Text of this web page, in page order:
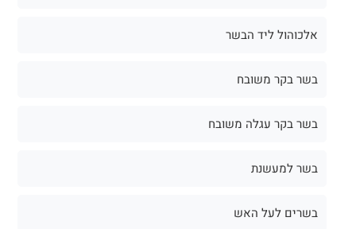
אלכוהול ליד הבשר
בשר בקר משובח
בשר בקר עגלה משובח
בשר למעשנת
בשרים לעל האש